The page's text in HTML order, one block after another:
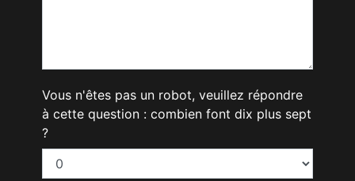
Vous n'êtes pas un robot, veuillez répondre
à cette question : combien font dix plus sept
?